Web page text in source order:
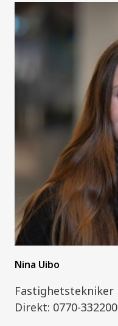
Nina Uibo
Fastighetstekniker
Direkt: 0770-332200